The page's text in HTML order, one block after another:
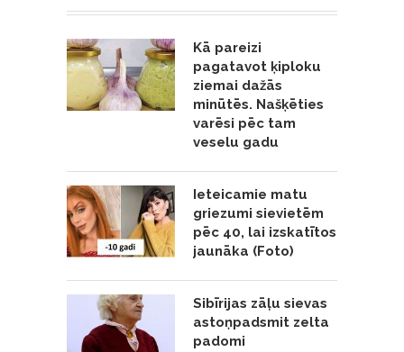
Kā pareizi
pagatavot ķiploku
ziemai dažās
minūtēs. Našķēties
varēsi pēc tam
veselu gadu
Ieteicamie matu
griezumi sievietēm
pēc 40, lai izskatītos
jaunāka (Foto)
Sibīrijas zāļu sievas
astoņpadsmit zelta
padomi